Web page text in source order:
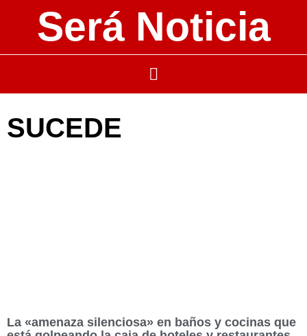
Será Noticia
SUCEDE
La «amenaza silenciosa» en baños y cocinas que